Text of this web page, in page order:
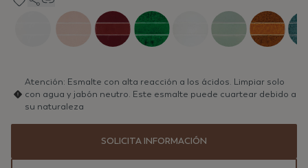
Atención: Esmalte con alta reacción a los ácidos. Limpiar solo
con agua y jabón neutro. Este esmalte puede cuartear debido a
su naturaleza
SOLICITA INFORMACIÓN